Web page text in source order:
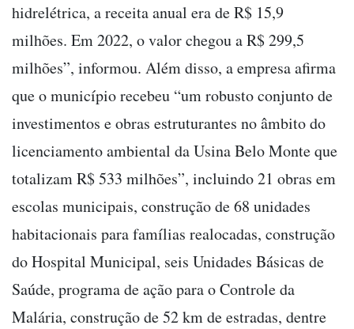
hidrelétrica, a receita anual era de R$ 15,9
milhões. Em 2022, o valor chegou a R$ 299,5
milhões”, informou. Além disso, a empresa afirma
que o município recebeu “um robusto conjunto de
investimentos e obras estruturantes no âmbito do
licenciamento ambiental da Usina Belo Monte que
totalizam R$ 533 milhões”, incluindo 21 obras em
escolas municipais, construção de 68 unidades
habitacionais para famílias realocadas, construção
do Hospital Municipal, seis Unidades Básicas de
Saúde, programa de ação para o Controle da
Malária, construção de 52 km de estradas, dentre